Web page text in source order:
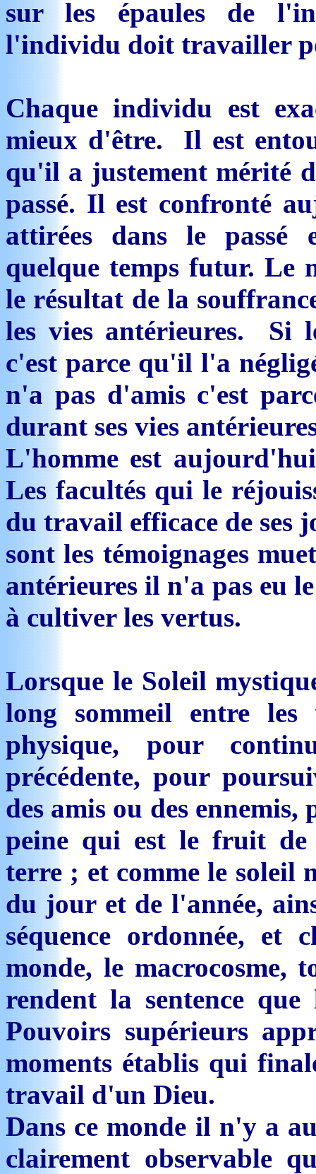
sur les épaules de
l'individu doit travailler
Chaque individu est
mieux d'être. Il est
qu'il a justement mérité
passé. Il est confronté
attirées dans le
quelque temps futur. Le
le résultat de la
les vies antérieures. Si
c'est parce qu'il l'a
n'a pas d'amis c'est
durant ses vies
L'homme est aujourd'hui
Les facultés qui le
du travail efficace de ses
sont les témoignages
antérieures il n'a pas eu
à cultiver les vertus.
Lorsque le Soleil
long sommeil entre
physique, pour
précédente, pour
des amis ou des
peine qui est le fruit de
terre ; et comme le soleil
du jour et de l'année,
séquence ordonnée, et
monde, le macrocosme,
rendent la sentence
Pouvoirs supérieurs
moments établis qui
travail d'un Dieu.
Dans ce monde il n'y a
clairement observable